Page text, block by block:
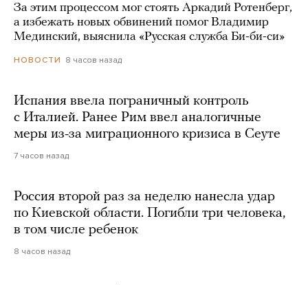
За этим процессом мог стоять Аркадий Ротенберг,
а избежать новых обвинений помог Владимир
Мединский, выяснила «Русская служба Би-би-си»
НОВОСТИ 8 часов назад
Испания ввела пограничный контроль
с Италией. Ранее Рим ввел аналогичные
меры из-за миграционного кризиса в Сеуте
7 часов назад
Россия второй раз за неделю нанесла удар
по Киевской области. Погибли три человека,
в том числе ребенок
8 часов назад